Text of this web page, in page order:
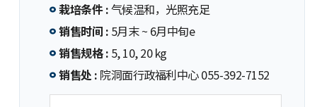
栽培条件 :气候温和，光照充足
销售时间 : 5月末 ~ 6月中旬e
销售规格 : 5, 10, 20 kg
销售处 : 院洞面行政福利中心 055-392-7152